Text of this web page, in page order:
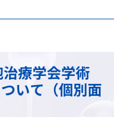
療学会学術
いて（個別面